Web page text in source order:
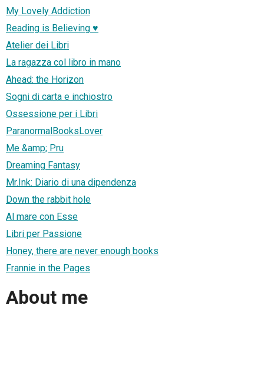
My Lovely Addiction
Reading is Believing ♥
Atelier dei Libri
La ragazza col libro in mano
Ahead: the Horizon
Sogni di carta e inchiostro
Ossessione per i Libri
ParanormalBooksLover
Me &amp; Pru
Dreaming Fantasy
Mr.Ink: Diario di una dipendenza
Down the rabbit hole
Al mare con Esse
Libri per Passione
Honey, there are never enough books
Frannie in the Pages
About me